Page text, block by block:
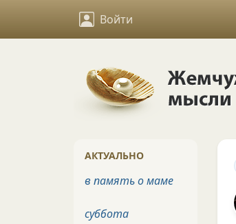
Войти
АКТУАЛЬНО
в память о маме
суббота